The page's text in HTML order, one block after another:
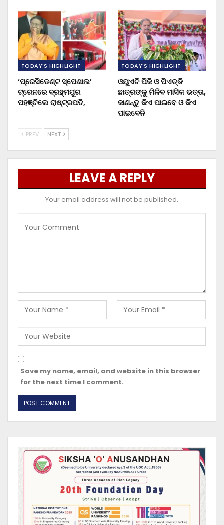
TODAY'S HIGHLIGHT
‘ପ୍ରେସିଡେଣ୍ଟ ସ୍ପେଶାଲ’
ଟ୍ରେନରେ ବ୍ରହ୍ମପୁର
ପହଞ୍ଚିଲେ ରାଷ୍ଟ୍ରପତି,
TODAY'S HIGHLIGHT
ଓୟୁଏଟି ପିଜି ଓ ପିଏଚ୍‌ଡି
ଛାତ୍ରଙ୍କୁ ମିଳିବ ମାସିକ ଭତ୍ତା,
ଜାଣନ୍ତୁ କିଏ ପାଇବେ ଓ କିଏ
ପାଇବେନି
PREV NEXT
LEAVE A REPLY
Your email address will not be published.
Save my name, email, and website in this browser
for the next time I comment.